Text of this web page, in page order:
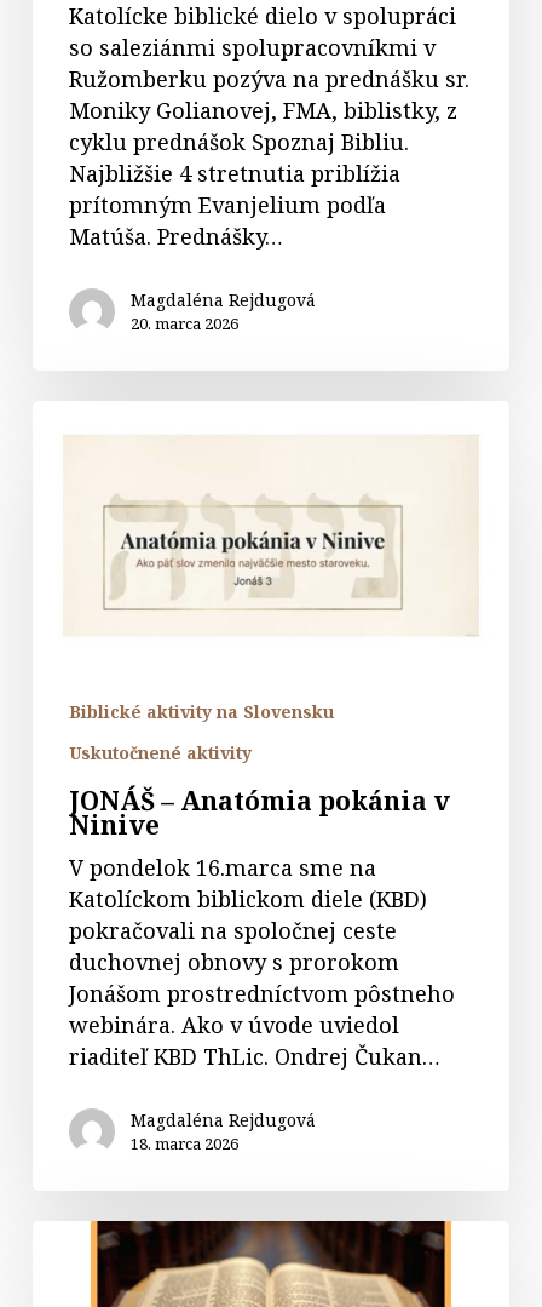
Katolícke biblické dielo v spolupráci
so saleziánmi spolupracovníkmi v
Ružomberku pozýva na prednášku sr.
Moniky Golianovej, FMA, biblistky, z
cyklu prednášok Spoznaj Bibliu.
Najbližšie 4 stretnutia priblížia
prítomným Evanjelium podľa
Matúša. Prednášky…
Magdaléna Rejdugová
20. marca 2026
pokánia
Biblické aktivity na Slovensku
Uskutočnené aktivity
JONÁŠ – Anatómia pokánia v
Ninive
V pondelok 16.marca sme na
Katolíckom biblickom diele (KBD)
pokračovali na spoločnej ceste
duchovnej obnovy s prorokom
Jonášom prostredníctvom pôstneho
webinára. Ako v úvode uviedol
riaditeľ KBD ThLic. Ondrej Čukan…
Magdaléna Rejdugová
18. marca 2026
lektorov